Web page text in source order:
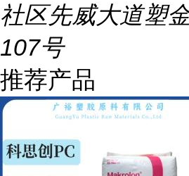
社区先威大道塑
107号
推荐产品